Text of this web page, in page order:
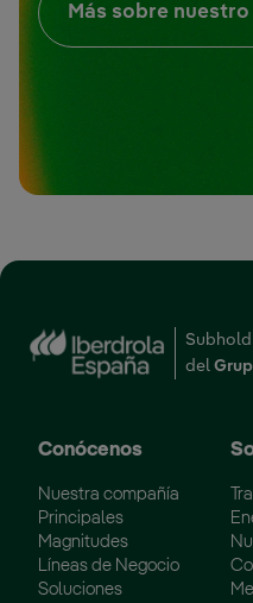
Más sobre
del
Conócenos
Nuestra compañía
Principales
Magnitudes
Líneas de Negocio
Soluciones